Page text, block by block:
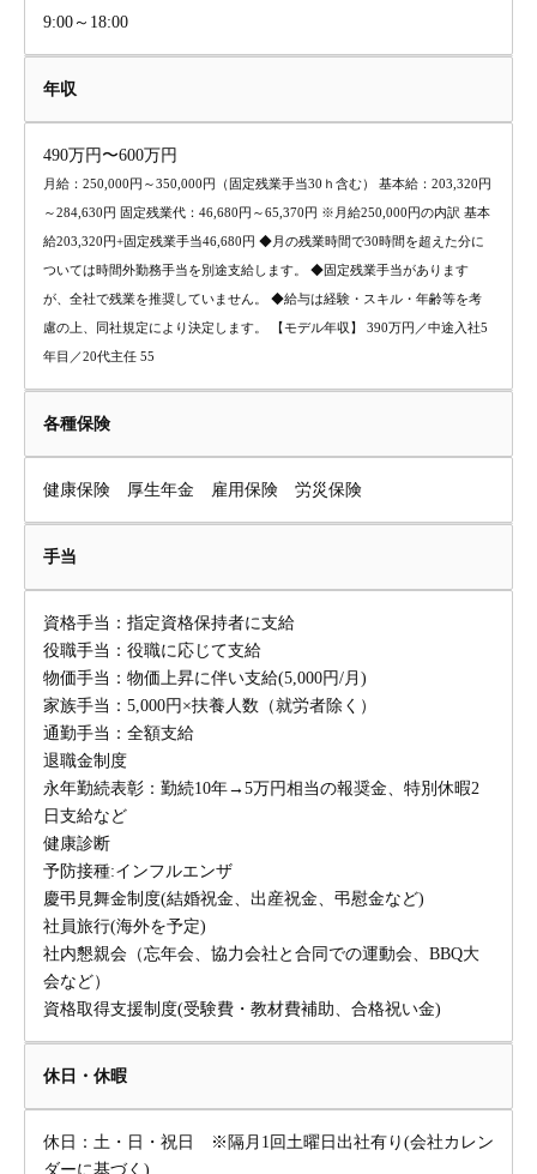
9:00～18:00
年収
490万円〜600万円
月給：250,000円～350,000円（固定残業手当30ｈ含む） 基本給：203,320円
～284,630円 固定残業代：46,680円～65,370円 ※月給250,000円の内訳 基本
給203,320円+固定残業手当46,680円 ◆月の残業時間で30時間を超えた分に
ついては時間外勤務手当を別途支給します。 ◆固定残業手当があります
が、全社で残業を推奨していません。 ◆給与は経験・スキル・年齢等を考
慮の上、同社規定により決定します。 【モデル年収】 390万円／中途入社5
年目／20代主任 55
各種保険
健康保険 厚生年金 雇用保険 労災保険
手当
資格手当：指定資格保持者に支給
役職手当：役職に応じて支給
物価手当：物価上昇に伴い支給(5,000円/月)
家族手当：5,000円×扶養人数（就労者除く）
通勤手当：全額支給
退職金制度
永年勤続表彰：勤続10年→5万円相当の報奨金、特別休暇2
日支給など
健康診断
予防接種:インフルエンザ
慶弔見舞金制度(結婚祝金、出産祝金、弔慰金など)
社員旅行(海外を予定)
社内懇親会（忘年会、協力会社と合同での運動会、BBQ大
会など）
資格取得支援制度(受験費・教材費補助、合格祝い金)
休日・休暇
休日：土・日・祝日 ※隔月1回土曜日出社有り(会社カレン
ダーに基づく)